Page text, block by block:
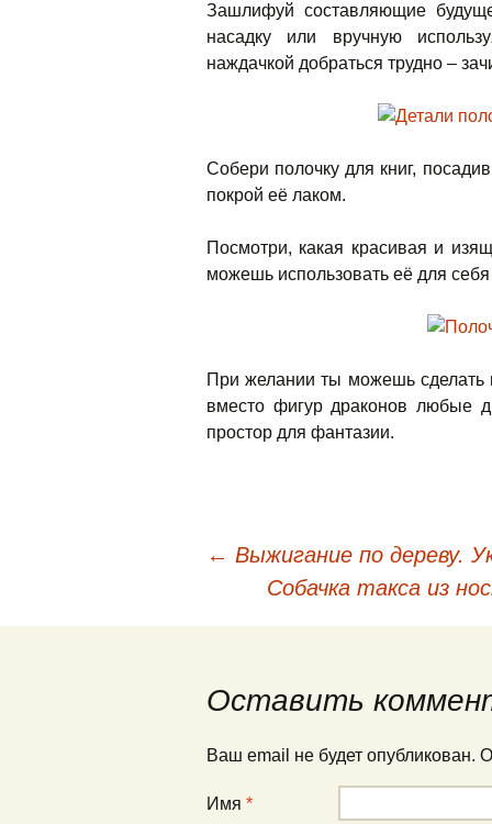
Зашлифуй составляющие
насадку или вручную
наждачкой добраться трудно –
Собери полочку для книг,
покрой её лаком.
Посмотри, какая красивая и
можешь использовать её для
При желании ты можешь сделать
вместо фигур драконов любые
простор для фантазии.
Навигация по
← Выжигание по дереву.
Собачка такса из
Оставить
Ваш email не будет опубликован.
Имя *